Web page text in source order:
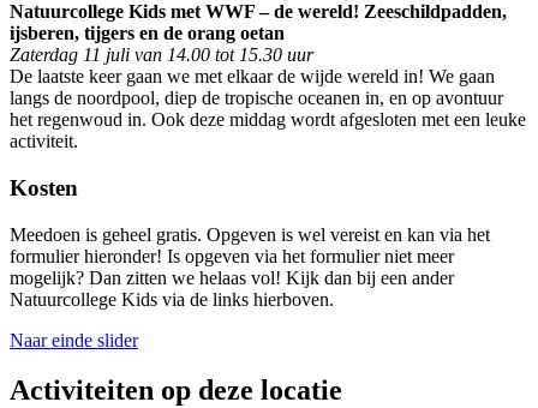
Natuurcollege Kids met WWF – de wereld! Zeeschildpadden,
ijsberen, tijgers en de orang oetan
Zaterdag 11 juli van 14.00 tot 15.30 uur
De laatste keer gaan we met elkaar de wijde wereld in! We gaan
langs de noordpool, diep de tropische oceanen in, en op avontuur
het regenwoud in. Ook deze middag wordt afgesloten met een leuke
activiteit.
Kosten
Meedoen is geheel gratis. Opgeven is wel vereist en kan via het
formulier hieronder! Is opgeven via het formulier niet meer
mogelijk? Dan zitten we helaas vol! Kijk dan bij een ander
Natuurcollege Kids via de links hierboven.
Naar einde slider
Activiteiten op deze locatie